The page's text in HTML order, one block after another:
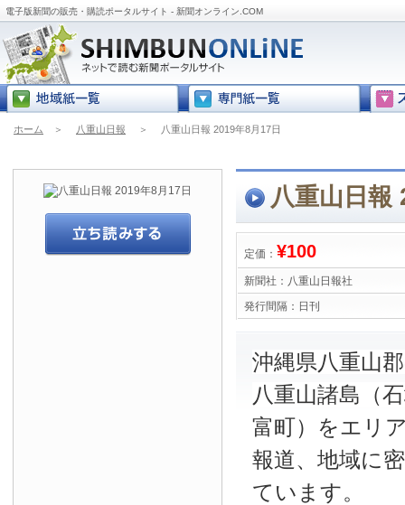
電子版新聞の販売・購読ポータルサイト - 新聞オンライン.COM
ホーム ＞ 八重山日報 ＞ 八重山日報 2019年8月17日
八重山日報
定価： ¥100
新聞社： 八重山日報社
発行間隔： 日刊
沖縄県八重山
八重山諸島（
富町）をエリ
報道、地域に
ています。